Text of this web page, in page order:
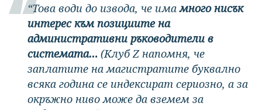
“Това води до извода, че имамного нисък
интерес към позициите на
административни ръководители в
системата… (Клуб Z напомня, че
заплатите на магистратите буквално
всяка година се индексират сериозно, а за
окръжно ниво може да вземем за